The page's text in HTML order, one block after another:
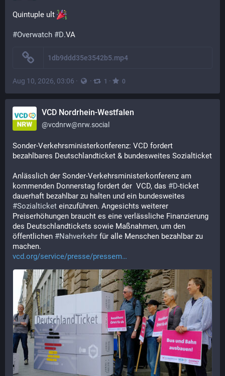
Quintuple ult
#Overwatch #D.VA
1db9ddd35e3542b5.mp4
Aug 10, 2026, 03:06 · · 1 · 0
VCD Nordrhein-Westfalen
@vcdnrw@nrw.social
Sonder-Verkehrsministerkonferenz: VCD fordert
bezahlbares Deutschlandticket & bundesweites Sozialticket
Anlässlich der Sonder-Verkehrsministerkonferenz am
kommenden Donnerstag fordert der  VCD, das #D-ticket
#Sozialticket einzuführen. Angesichts weiterer
Preiserhöhungen braucht es eine verlässliche Finanzierung
des Deutschlandtickets sowie Maßnahmen, um den
öffentlichen #Nahverkehr für alle Menschen bezahlbar zu
machen.
vcd.org/service/presse/pressem